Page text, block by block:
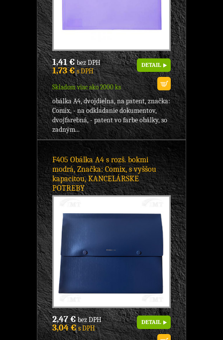
1,41 €bez DPH
1,73 €s DPH
Skladom viac ako 2000 ks
DETAIL
obálka A4, dvojdielna, na patent, značka:
Comix, - na odkladanie dokumentov,
dvojfarebná, - patent vo farbe obálky, so
zadným...
F405 Obálka A4 s rozš. bokmi
modrá, Značka: Comix, s vyššou
kapacitou, KANCELÁRSKE
POTREBY
2,47 €bez DPH
3,04 €s DPH
DETAIL